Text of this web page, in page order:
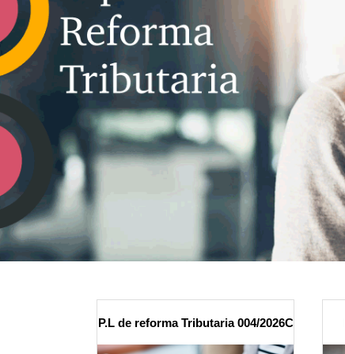
P.L de reforma Tributaria 004/2026C